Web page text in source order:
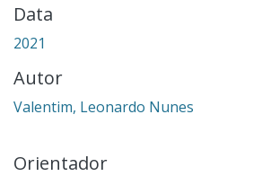
Data
2021
Autor
Valentim, Leonardo Nunes
Orientador